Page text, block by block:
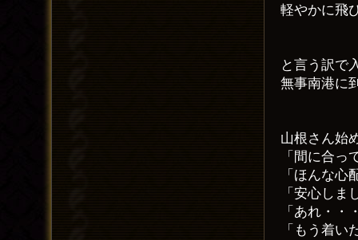
軽やかに飛
と言う訳で
無事南港に
山根さん始
「間に合っ
「ほんな心
「安心しま
「あれ・
「もう着い